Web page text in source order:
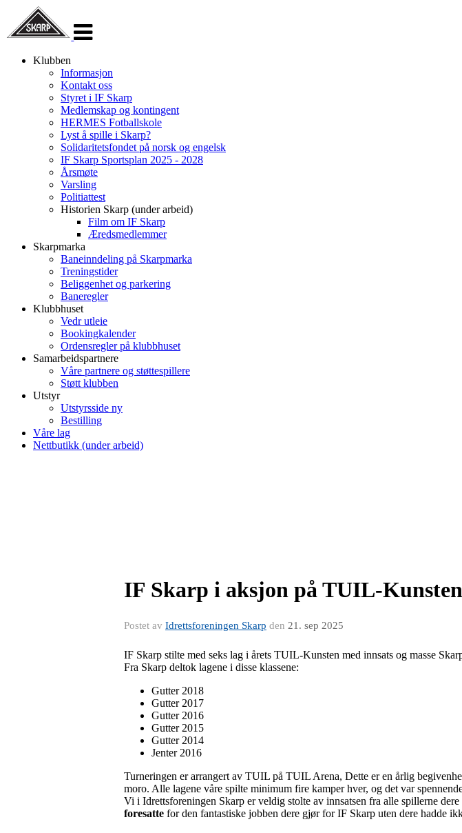
navigasjon
Klubben
Informasjon
Kontakt oss
Styret i IF Skarp
Medlemskap og kontingent
HERMES Fotballskole
Lyst å spille i Skarp?
Solidaritetsfondet på norsk og engelsk
IF Skarp Sportsplan 2025 - 2028
Årsmøte
Varsling
Politiattest
Historien Skarp (under arbeid)
Film om IF Skarp
Æredsmedlemmer
Skarpmarka
Baneinndeling på Skarpmarka
Treningstider
Beliggenhet og parkering
Baneregler
Klubbhuset
Vedr utleie
Bookingkalender
Ordensregler på klubbhuset
Samarbeidspartnere
Våre partnere og støttespillere
Støtt klubben
Utstyr
Utstyrsside ny
Bestilling
Våre lag
Nettbutikk (under arbeid)
IF Skarp i aksjon på TUIL-
Postet av Idrettsforeningen Skarp den 21. sep 2025
IF Skarp stilte med seks lag i årets TUIL-Kunsten med innsats og masse
Fra Skarp deltok lagene i disse klassene:
Gutter 2018
Gutter 2017
Gutter 2016
Gutter 2015
Gutter 2014
Jenter 2016
Turneringen er arrangert av TUIL på TUIL Arena, Dette er en årlig
moro. Alle lagene våre spilte minimum fire kamper hver, og det var
Vi i Idrettsforeningen Skarp er veldig stolte av innsatsen fra alle spillerne
foresatte for den fantastiske jobben dere gjør for IF Skarp uten dere hadde